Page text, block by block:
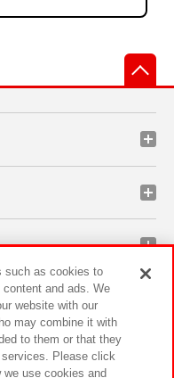
such as cookies to
and ads. We
website with our
may combine it with
to them or that they
Please click
use cookies and